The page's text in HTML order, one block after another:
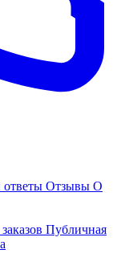
Отзывы О
Публичная